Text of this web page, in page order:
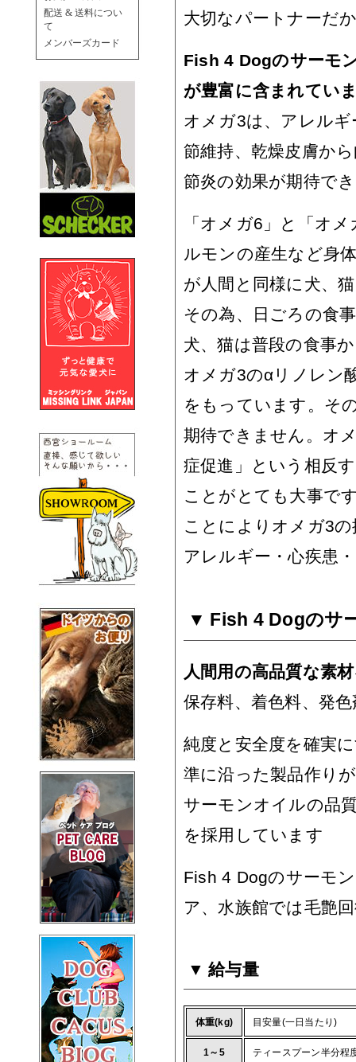
配送 & 送料につい
て
メンバーズカード
大切なパートナーだ
Fish 4 Dogのサーモ
が豊富に含まれてい
オメガ3は、アレルギ
節維持、乾燥皮膚か
節炎の効果が期待で
「オメガ6」と「オ
ルモンの産生など身
が人間と同様に犬、
その為、日ごろの食
犬、猫は普段の食事
オメガ3のαリノレン
をもっています。そ
期待できません。オ
症促進」という相反
ことがとても大事で
ことによりオメガ3
アレルギー・心疾患
Fish 4 Dogのサ
人間用の高品質な素
保存料、着色料、発
純度と安全度を確実
準に沿った製品作り
サーモンオイルの品
を採用しています
Fish 4 Dogのサーモ
ア、水族館では毛艶
給与量
体重(kg) 目安量(一日当たり)
1～5 ティースプーン半分程